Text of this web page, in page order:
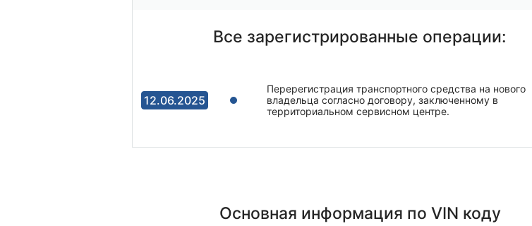
Все зарегистрированные операции:
12.06.2025
Перерегистрация транспортного средства на нового
владельца согласно договору, заключенному в
территориальном сервисном центре.
Основная информация по VIN коду